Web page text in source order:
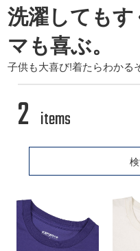
洗濯しても
マも喜ぶ。
子供も大喜び!着たらわかる
2 items